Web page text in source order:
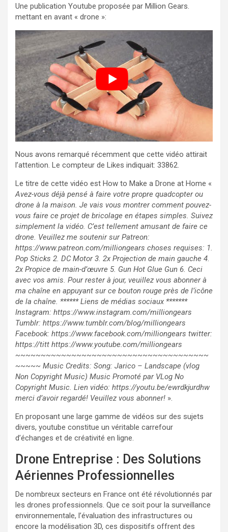
Une publication Youtube proposée par Million Gears.
mettant en avant « drone »:
Nous avons remarqué récemment que cette vidéo attirait
l’attention. Le compteur de Likes indiquait: 33862.
Le titre de cette vidéo est How to Make a Drone at Home «
Avez-vous déjà pensé à faire votre propre quadcopter ou
drone à la maison. Je vais vous montrer comment pouvez-
vous faire ce projet de bricolage en étapes simples. Suivez
simplement la vidéo. C’est tellement amusant de faire ce
drone. Veuillez me soutenir sur Patreon:
https://www.patreon.com/milliongears choses requises: 1.
Pop Sticks 2. DC Motor 3. 2x Projection de main gauche 4.
2x Propice de main-d’œuvre 5. Gun Hot Glue Gun 6. Ceci
avec vos amis. Pour rester à jour, veuillez vous abonner à
ma chaîne en appuyant sur ce bouton rouge près de l’icône
de la chaîne. ****** Liens de médias sociaux *******
Instagram: https://www.instagram.com/milliongears
Tumblr: https://www.tumblr.com/blog/milliongears
Facebook: https://www.facebook.com/milliongears twitter:
https://titt https://www.youtube.com/milliongears
~~~~~~~~~~~~~~~~~~~~~~~~~~~~~~~~~~~~~~
~~~~~ Music Credits: Song: Jarico – Landscape (vlog
Non Copyright Music) Music Promoté par VLog No
Copyright Music. Lien vidéo: https://youtu.be/ewrdkjurdhw
merci d’avoir regardé! Veuillez vous abonner! ».
En proposant une large gamme de vidéos sur des sujets
divers, youtube constitue un véritable carrefour
d’échanges et de créativité en ligne.
Drone Entreprise : Des Solutions
Aériennes Professionnelles
De nombreux secteurs en France ont été révolutionnés par
les drones professionnels. Que ce soit pour la surveillance
environnementale, l’évaluation des infrastructures ou
encore la modélisation 3D, ces dispositifs offrent des